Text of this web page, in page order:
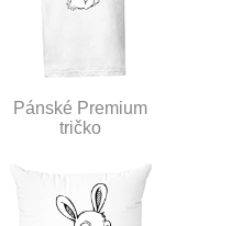
Pánské Premium
tričko